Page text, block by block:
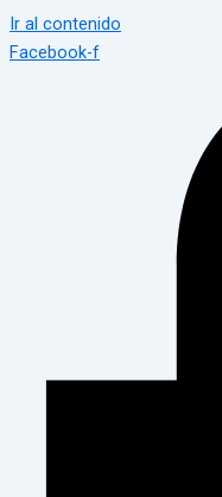
Ir al contenido
Facebook-f